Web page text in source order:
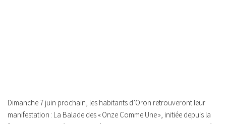
Dimanche 7 juin prochain, les habitants d’Oron retrouveront leur
manifestation : La Balade des « Onze Comme Une », initiée depuis la